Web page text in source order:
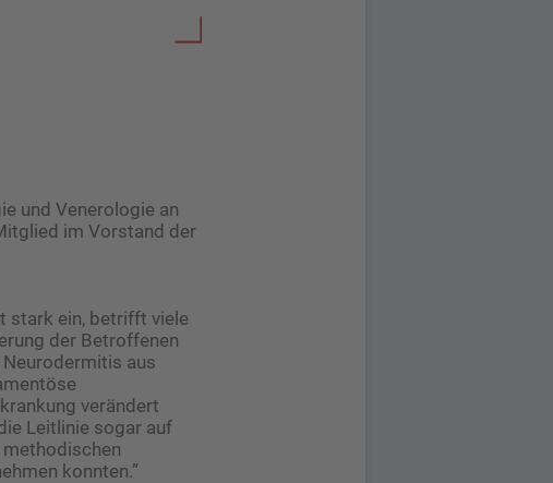
und Venerologie an
im Vorstand der
stark ein, betrifft viele
der Betroffenen
Neurodermitis aus
verändert
Leit­linie sogar auf
methodischen
konnten.”